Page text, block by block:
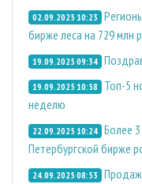
02.09.2025 10:23
бирже леса на 729 млн
19.09.2025 09:34
19.09.2025 10:58
Топ-5
неделю
22.09.2025 10:24 Более
Петербургской бирже
24.09.2025 08:53